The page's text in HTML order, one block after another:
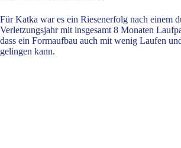
Für Katka war es ein Riesenerfolg nach einem
Verletzungsjahr mit insgesamt 8 Monaten
dass ein Formaufbau auch mit wenig Laufen
gelingen kann.